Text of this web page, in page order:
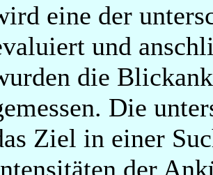
eine der
und
die
Die
Ziel in einer
der